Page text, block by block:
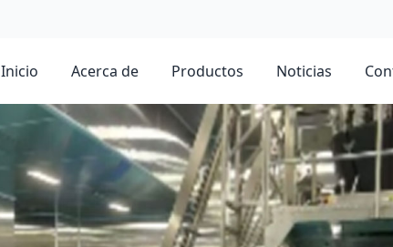
Inicio Acerca de Productos Noticias